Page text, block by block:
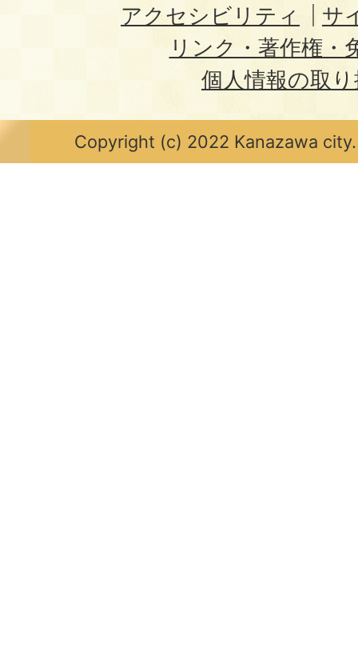
アクセシビリティ
サ
リンク・著作権・
個人情報の取
Copyright (c) 2022 Kanazawa